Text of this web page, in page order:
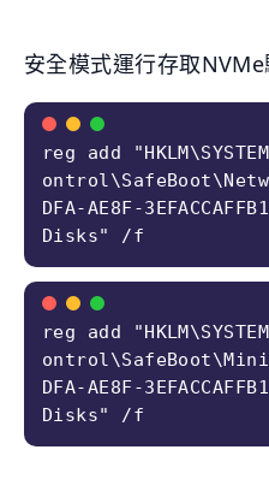
安全模式運行存取NVMe
reg add
DFA-AE8F-
Disks" /f
reg add
DFA-AE8F-
Disks" /f